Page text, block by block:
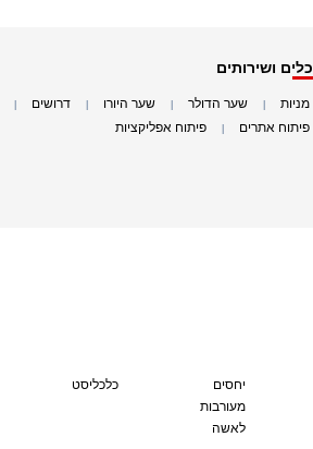
כלים ושירותים
מניות שער הדולר שער היורו דרושים
פיתוח אתרים פיתוח אפליקציות
יחסים
מעורבות
לאשה
כלכליסט